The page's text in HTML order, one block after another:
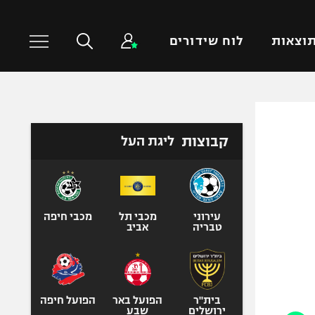
תוצאות לוח שידורים
טניס
כדורעף
ספורט אולימפי
קבוצות ליגת העל
עירוני
טבריה
מכבי תל
אביב
מכבי חיפה
בית"ר
ירושלים
הפועל באר
שבע
הפועל חיפה